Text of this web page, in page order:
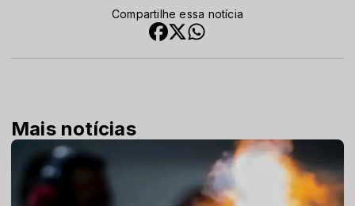
Compartilhe essa notícia
Mais notícias